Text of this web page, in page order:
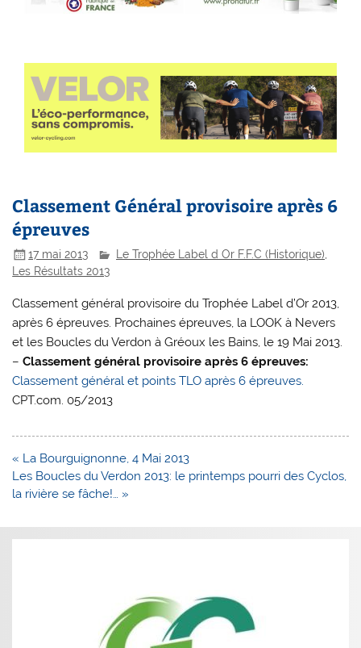
Classement Général provisoire après 6
épreuves
17 mai 2013 Le Trophée Label d Or F.F.C (Historique)
Les Résultats 2013
Classement général provisoire du Trophée Label d’Or 2013,
après 6 épreuves. Prochaines épreuves, la LOOK à Nevers
et les Boucles du Verdon à Gréoux les Bains, le 19 Mai 2013.
–Classement général provisoire après 6 épreuves:
Classement général et points TLO après 6 épreuves.
CPT.com. 05/2013
Navigation
de
l’article
« La Bourguignonne, 4 Mai 2013
Les Boucles du Verdon 2013: le printemps pourri des Cyclos,
la rivière se fâche!… »